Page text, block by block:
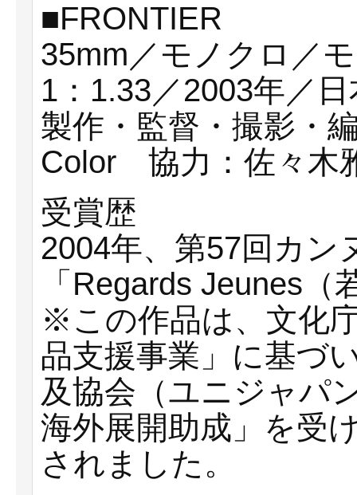
■FRONTIER
35mm／モノクロ／
1：1.33／2003年／日
製作・監督・撮影・
Color 協力：佐々木
受賞歴
2004年、第57回カン
「Regards Jeunes
※この作品は、文化
品支援事業」に基づ
及協会（ユニジャパ
海外展開助成」を受
されました。